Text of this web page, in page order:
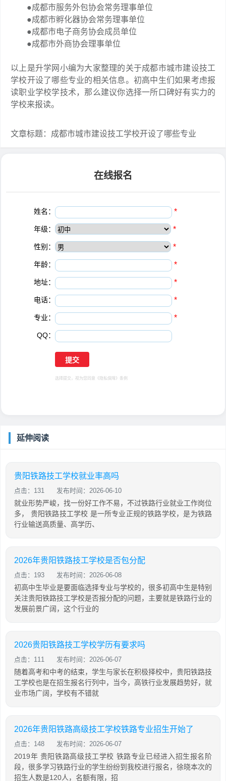
●成都市服务外包协会常务理事单位
●成都市孵化器协会常务理事单位
●成都市电子商务协会成员单位
●成都市外商协会理事单位
以上是升学网小编为大家整理的关于成都市城市建设技工
学校开设了哪些专业的相关信息。初高中生们如果考虑报
读职业学校学技术，那么建议你选择一所口碑好有实力的
学校来报读。
文章标题：成都市城市建设技工学校开设了哪些专业
在线报名
姓名： *
年级： *
性别： *
年龄： *
地址： *
电话： *
专业： *
QQ：
选择提交，视为您同意 《隐私保障》 条例
延伸阅读
贵阳铁路技工学校就业率高吗
点击：131 发布时间：2026-06-10
就业形势严峻，找一份好工作不易，不过铁路行业就业工作岗位
多， 贵阳铁路技工学校 是一所专业正规的铁路学校，是为铁路
行业输送高质量、高学历、
2026年贵阳铁路技工学校是否包分配
点击：193 发布时间：2026-06-08
初高中生毕业是要面临选择专业与学校的，很多初高中生是特别
关注贵阳铁路技工学校是否报分配的问题，主要就是铁路行业的
发展前景广阔，这个行业的
2026贵阳铁路技工学校学历有要求吗
点击：111 发布时间：2026-06-07
随着高考和中考的结束，学生与家长在积极择校中，贵阳铁路技
工学校也是在招生报名行列中，当今，高铁行业发展趋势好，就
业市场广阔，学校有不错就
2026年贵阳铁路高级技工学校铁路专业招生开始了
点击：148 发布时间：2026-06-07
2019年 贵阳铁路高级技工学校 铁路专业已经进入招生报名阶
段，很多学习铁路行业的学生纷纷到我校进行报名，徐晓本次的
招生人数是120人，名额有限，招